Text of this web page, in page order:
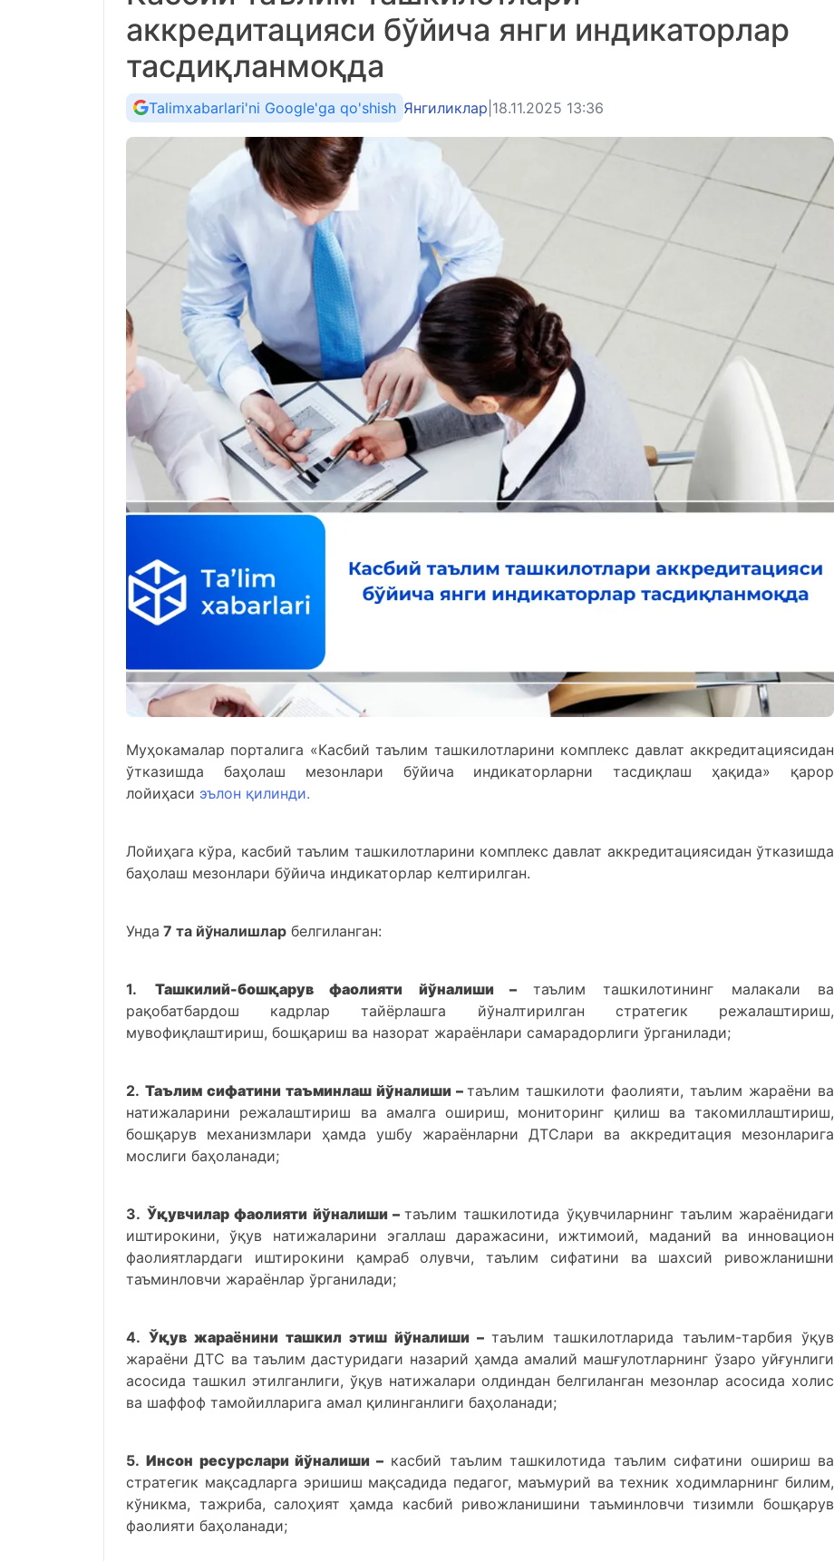
аккредитацияси бўйича янги индикаторлар
тасдиқланмоқда
Talimxabarlari'ni Google'ga qo'shish Янгиликлар 18.11.2025 13:36
Муҳокамалар порталига «Касбий таълим ташкилотларини комплекс давлат аккредитациясидан
ўтказишда баҳолаш мезонлари бўйича индикаторларни тасдиқлаш ҳақида» қарор
лойиҳаси эълон қилинди.
Лойиҳага кўра, касбий таълим ташкилотларини комплекс давлат аккредитациясидан ўтказишда
баҳолаш мезонлари бўйича индикаторлар келтирилган.
Унда 7 та йўналишлар белгиланган:
1. Ташкилий-бошқарув фаолияти йўналиши – таълим ташкилотининг малакали ва
рақобатбардош кадрлар тайёрлашга йўналтирилган стратегик режалаштириш,
мувофиқлаштириш, бошқариш ва назорат жараёнлари самарадорлиги ўрганилади;
2. Таълим сифатини таъминлаш йўналиши –таълим ташкилоти фаолияти, таълим жараёни ва
натижаларини режалаштириш ва амалга ошириш, мониторинг қилиш ва такомиллаштириш,
бошқарув механизмлари ҳамда ушбу жараёнларни ДТСлари ва аккредитация мезонларига
мослиги баҳоланади;
3. Ўқувчилар фаолияти йўналиши –таълим ташкилотида ўқувчиларнинг таълим жараёнидаги
иштирокини, ўқув натижаларини эгаллаш даражасини, ижтимоий, маданий ва инновацион
фаолиятлардаги иштирокини қамраб олувчи, таълим сифатини ва шахсий ривожланишни
таъминловчи жараёнлар ўрганилади;
4. Ўқув жараёнини ташкил этиш йўналиши – таълим ташкилотларида таълим-тарбия ўқув
жараёни ДТС ва таълим дастуридаги назарий ҳамда амалий машғулотларнинг ўзаро уйғунлиги
асосида ташкил этилганлиги, ўқув натижалари олдиндан белгиланган мезонлар асосида холис
ва шаффоф тамойилларига амал қилинганлиги баҳоланади;
5.Инсон ресурслари йўналиши –касбий таълим ташкилотида таълим сифатини ошириш ва
стратегик мақсадларга эришиш мақсадида педагог, маъмурий ва техник ходимларнинг билим,
кўникма, тажриба, салоҳият ҳамда касбий ривожланишини таъминловчи тизимли бошқарув
фаолияти баҳоланади;